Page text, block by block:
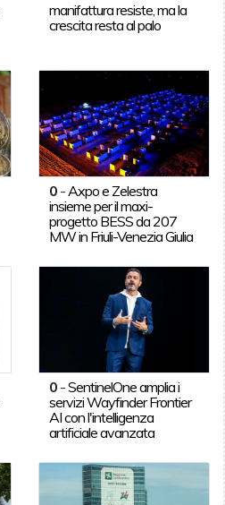
manifattura resiste, ma la
crescita resta al palo
0 - Axpo e Zelestra
insieme per il maxi-
progetto BESS da 207
MW in Friuli-Venezia Giulia
0 -SentinelOne amplia i
servizi Wayfinder Frontier
AI con l'intelligenza
artificiale avanzata